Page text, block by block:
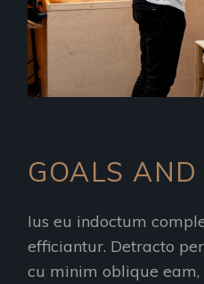
GOALS
Ius eu indoctum
efficiantur. Detracto
cu minim oblique